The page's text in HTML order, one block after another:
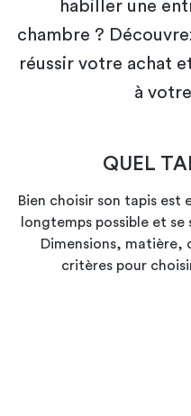
habiller une
chambre ?
réussir votre achat
à
QUEL
Bien choisir son tapis est
longtemps possible et
Dimensions, matière,
critères pour